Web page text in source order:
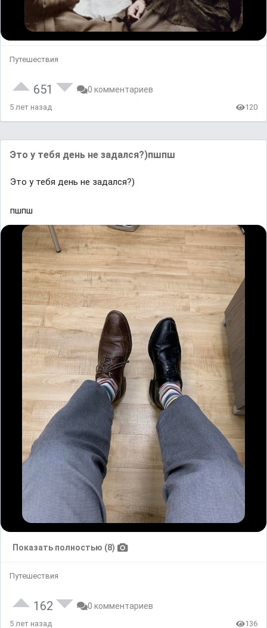
Путешествия
651 0 комментариев
5 лет назад 120
Это у тебя день не задался?)пшпш
Это у тебя день не задался?)
пшпш
Показать полностью (8)
Путешествия
162 0 комментариев
5 лет назад 136